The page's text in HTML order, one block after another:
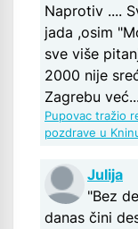
Naprotiv ....
jada ,osim
sve više
2000 nije
Zagrebu
Pupovac tražio
pozdrave u
Julija
"Bez
danas čini